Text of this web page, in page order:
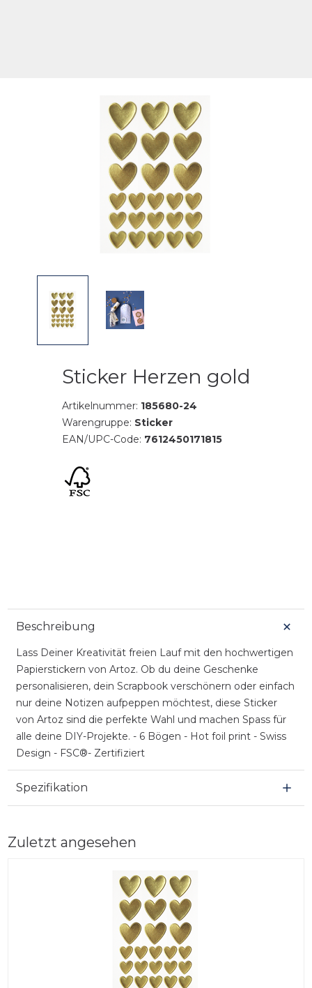
Sticker Herzen gold
Artikelnummer: 185680-24
Warengruppe: Sticker
EAN/UPC-Code: 7612450171815
Beschreibung
Lass Deiner Kreativität freien Lauf mit den hochwertigen
Papierstickern von Artoz. Ob du deine Geschenke
personalisieren, dein Scrapbook verschönern oder einfach
nur deine Notizen aufpeppen möchtest, diese Sticker
von Artoz sind die perfekte Wahl und machen Spass für
alle deine DIY-Projekte. - 6 Bögen - Hot foil print - Swiss
Design - FSC®- Zertifiziert
Spezifikation
Zuletzt angesehen